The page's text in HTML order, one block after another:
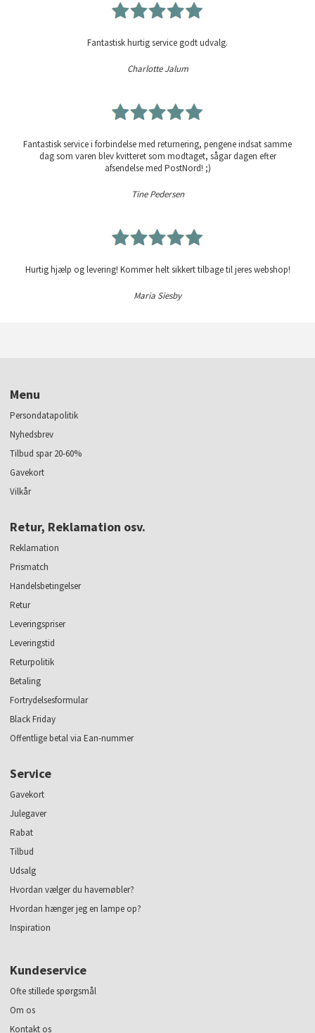
Fantastisk hurtig service godt udvalg.
Charlotte Jalum
Fantastisk service i forbindelse med returnering, pengene indsat samme
dag som varen blev kvitteret som modtaget, sågar dagen efter
afsendelse med PostNord! ;)
Tine Pedersen
Hurtig hjælp og levering! Kommer helt sikkert tilbage til jeres webshop!
Maria Siesby
Menu
Persondatapolitik
Nyhedsbrev
Tilbud spar 20-60%
Gavekort
Vilkår
Retur, Reklamation osv.
Reklamation
Prismatch
Handelsbetingelser
Retur
Leveringspriser
Leveringstid
Returpolitik
Betaling
Fortrydelsesformular
Black Friday
Offentlige betal via Ean-nummer
Service
Gavekort
Julegaver
Rabat
Tilbud
Udsalg
Hvordan vælger du havemøbler?
Hvordan hænger jeg en lampe op?
Inspiration
Kundeservice
Ofte stillede spørgsmål
Om os
Kontakt os